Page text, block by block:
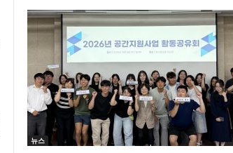
뉴스